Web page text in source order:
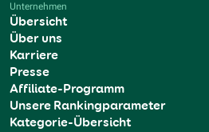
Unternehmen
Übersicht
Über uns
Karriere
Presse
Affiliate-Programm
Unsere Rankingparameter
Kategorie-Übersicht